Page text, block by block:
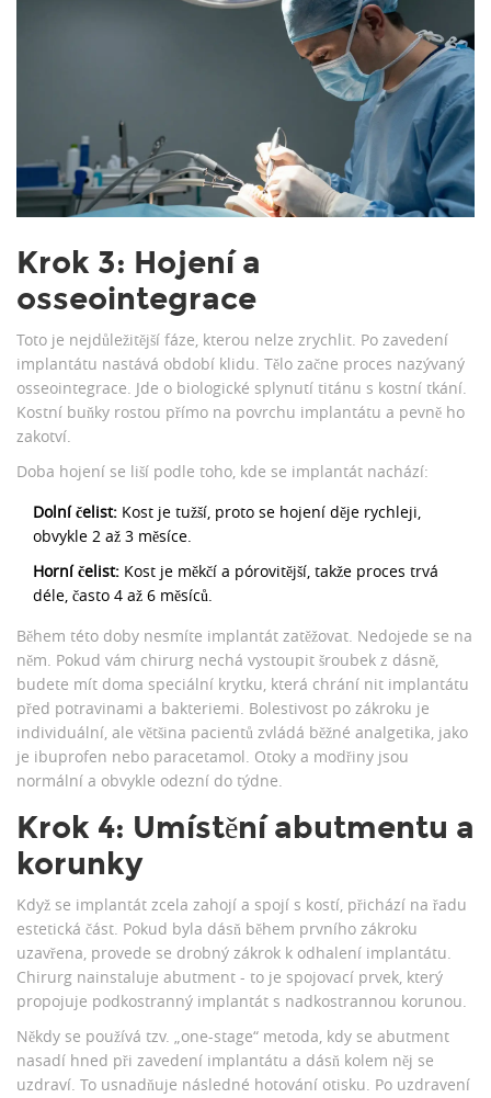
Krok 3: Hojení a
osseointegrace
Toto je nejdůležitější fáze, kterou nelze zrychlit. Po zavedení
implantátu nastává období klidu. Tělo začne proces nazývaný
osseointegrace. Jde o biologické splynutí titánu s kostní tkání.
Kostní buňky rostou přímo na povrchu implantátu a pevně ho
zakotví.
Doba hojení se liší podle toho, kde se implantát nachází:
Dolní čelist: Kost je tužší, proto se hojení děje rychleji,
obvykle 2 až 3 měsíce.
Horní čelist: Kost je měkčí a pórovitější, takže proces trvá
déle, často 4 až 6 měsíců.
Během této doby nesmíte implantát zatěžovat. Nedojede se na
něm. Pokud vám chirurg nechá vystoupit šroubek z dásně,
budete mít doma speciální krytku, která chrání nit implantátu
před potravinami a bakteriemi. Bolestivost po zákroku je
individuální, ale většina pacientů zvládá běžné analgetika, jako
je ibuprofen nebo paracetamol. Otoky a modřiny jsou
normální a obvykle odezní do týdne.
Krok 4: Umístění abutmentu a
korunky
Když se implantát zcela zahojí a spojí s kostí, přichází na řadu
estetická část. Pokud byla dásň během prvního zákroku
uzavřena, provede se drobný zákrok k odhalení implantátu.
Chirurg nainstaluje abutment - to je spojovací prvek, který
propojuje podkostranný implantát s nadkostrannou korunou.
Někdy se používá tzv. „one-stage“ metoda, kdy se abutment
nasadí hned při zavedení implantátu a dásň kolem něj se
uzdraví. To usnadňuje následné hotování otisku. Po uzdravení